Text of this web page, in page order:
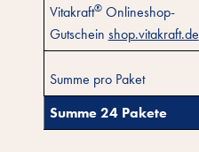
Vitakraft®Onlineshop-
Gutschein shop.vitakraft.de
Summe pro Paket
Summe 24 Pakete